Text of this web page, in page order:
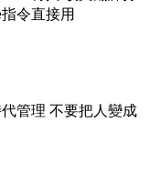
令直接用
管理 不要把人變成